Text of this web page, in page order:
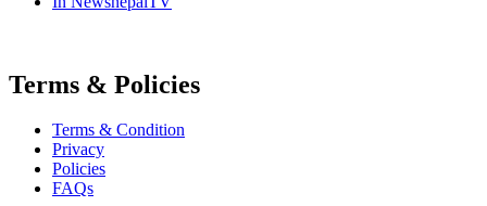
Terms & Policies
Terms & Condition
Privacy
Policies
FAQs